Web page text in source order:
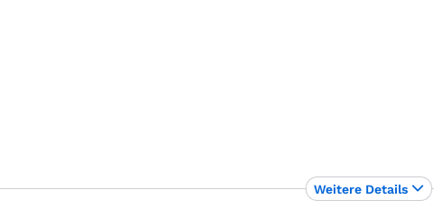
Weitere Details